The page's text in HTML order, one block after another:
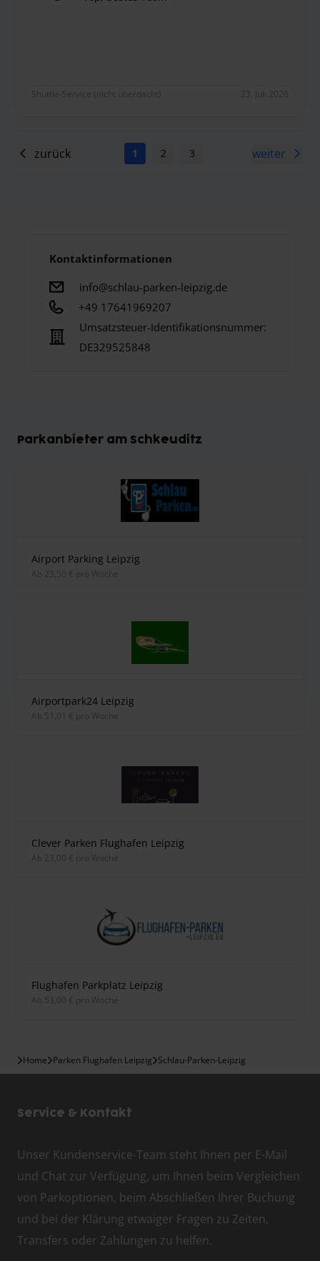
Shuttle-Service (nicht überdacht) 23. Juli 2026
zurück 1 2 3 6
weiter
Kontaktinformationen
info@schlau-parken-leipzig.de
+49 17641969207
Umsatzsteuer-Identifikationsnummer:
DE329525848
Parkanbieter am Schkeuditz
Airport Parking Leipzig
ab 23,50 € pro Woche
Airportpark24 Leipzig
ab 51,01 € pro Woche
Clever Parken Flughafen Leipzig
ab 23,00 € pro Woche
Flughafen Parkplatz Leipzig
ab 53,00 € pro Woche
Home Parken Flughafen Leipzig Schlau-Parken-Leipzig
Service & Kontakt
Unser Kundenservice-Team steht Ihnen per E-Mail
und Chat zur Verfügung, um Ihnen beim Vergleichen
von Parkoptionen, beim Abschließen Ihrer Buchung
und bei der Klärung etwaiger Fragen zu Zeiten,
Transfers oder Zahlungen zu helfen.